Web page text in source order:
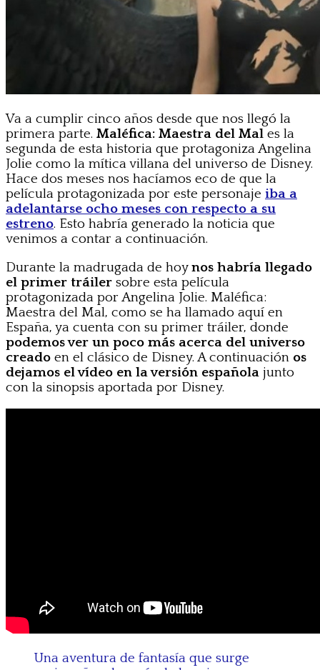
Va a cumplir cinco años desde que nos llegó la
primera parte. Maléfica: Maestra del Mal es la
segunda de esta historia que protagoniza Angelina
Jolie como la mítica villana del universo de Disney.
Hace dos meses nos hacíamos eco de que la
película protagonizada por este personaje iba a
adelantarse ocho meses con respecto a su
estreno. Esto habría generado la noticia que
venimos a contar a continuación.
Durante la madrugada de hoynos habría llegado
el primer tráiler sobre esta película
protagonizada por Angelina Jolie. Maléfica:
Maestra del Mal, como se ha llamado aquí en
España, ya cuenta con su primer tráiler, donde
podemos ver un poco más acerca del universo
creado en el clásico de Disney. A continuación os
dejamos el vídeo en la versión española junto
con la sinopsis aportada por Disney.
Una aventura de fantasía que surge